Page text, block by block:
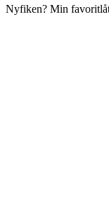
Nyfiken? Min